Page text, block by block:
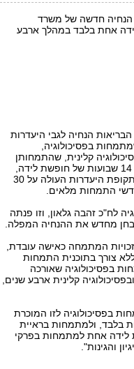
הנחיה חדשה של משרד
אחת בלבד במהלך ארבע
הנחיה לגבי היעדרות
בפסיכולוגיה,
קלינית, שהתמחותן
היא ארבע שנים במשרה מלאה, יוכלו להיעדר למשך 14 שבועות של חופשת לידה,
פעם אחת בלבד במהלך התמחותן. על פי ההנחיה, תקופת היעדרות העולה על 30
לח"כ זהבה גלאון, וזו פנתה
מחדש את ההנחיה המפלה.
המתמחה כאישה עובדת,
צורך בתוכנית התמחות
בפסיכולוגיה שאורכה
קלינית ארבע שנים,
בפסיכולוגיה לזו המוכרת
בלבד, ולמתמחות בראיית
לידה אחת למתמחות בפרקי
והגינות‭."‬